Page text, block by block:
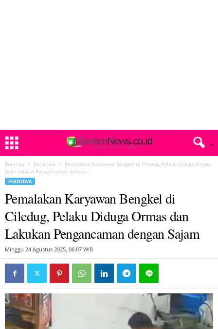
Beranda Peristiwa
Pemalakan Karyawan Bengkel di Ciledug, Pelaku Diduga Ormas
dan Lakukan Pengancaman dengan...
PERISTIWA
Pemalakan Karyawan Bengkel di
Ciledug, Pelaku Diduga Ormas dan
Lakukan Pengancaman dengan Sajam
Minggu 24 Agustus 2025, 06:07 WIB